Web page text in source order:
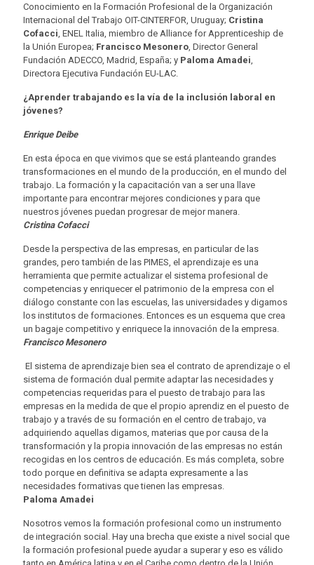
Conocimiento en la Formación Profesional de la Organización
Internacional del Trabajo OIT-CINTERFOR, Uruguay; Cristina
Cofacci , ENEL Italia, miembro de Alliance for Apprenticeship de
la Unión Europea; Francisco Mesonero , Director General
Fundación ADECCO, Madrid, España; y Paloma Amadei
Directora Ejecutiva Fundación EU-LAC.
¿Aprender trabajando es la vía de la inclusión laboral en
jóvenes?
Enrique Deibe
En esta época en que vivimos que se está planteando grandes
transformaciones en el mundo de la producción, en el mundo del
trabajo. La formación y la capacitación van a ser una llave
importante para encontrar mejores condiciones y para que
nuestros jóvenes puedan progresar de mejor manera.
Cristina Cofacci
Desde la perspectiva de las empresas, en particular de las
grandes, pero también de las PIMES, el aprendizaje es una
herramienta que permite actualizar el sistema profesional de
competencias y enriquecer el patrimonio de la empresa con el
diálogo constante con las escuelas, las universidades y digamos
los institutos de formaciones. Entonces es un esquema que crea
un bagaje competitivo y enriquece la innovación de la empresa.
Francisco Mesonero
El sistema de aprendizaje bien sea el contrato de aprendizaje o el
sistema de formación dual permite adaptar las necesidades y
competencias requeridas para el puesto de trabajo para las
empresas en la medida de que el propio aprendiz en el puesto de
trabajo y a través de su formación en el centro de trabajo, va
adquiriendo aquellas digamos, materias que por causa de la
transformación y la propia innovación de las empresas no están
recogidas en los centros de educación. Es más completa, sobre
todo porque en definitiva se adapta expresamente a las
necesidades formativas que tienen las empresas.
Paloma Amadei
Nosotros vemos la formación profesional como un instrumento
de integración social. Hay una brecha que existe a nivel social que
la formación profesional puede ayudar a superar y eso es válido